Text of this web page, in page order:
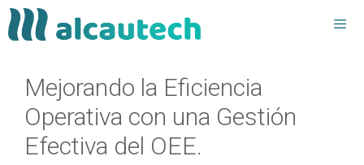
Saltar
al
contenido
Mejorando la Eficiencia
Operativa con una Gestión
Efectiva del OEE.